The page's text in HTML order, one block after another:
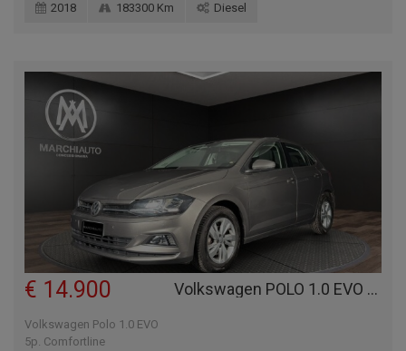
2018 183300 Km Diesel
Volkswagen POLO 1.0 EVO 5P. COMFORTLINE BLUEMOTION TECHNOLOGY
€ 14.900
Volkswagen Polo 1.0 EVO
5p. Comfortline